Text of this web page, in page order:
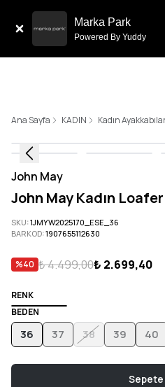
Marka Park
Powered By Yuddy
Ana Sayfa KADIN Kadın
John May
John May Kadın Loafer
SKU:1JMYW2025170_ESE_36
BARKOD:1907655112630
%40 ₺ 4.499,00₺ 2.699,40
RENK
BEDEN
36 37 38 39 40
Sepete